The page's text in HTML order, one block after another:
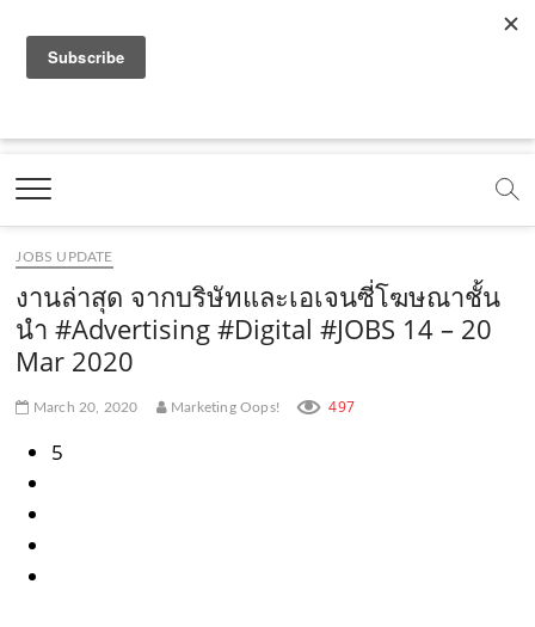
a
e
b
o
o
k
.
c
o
o
t
b
e
.
c
o
.
o
e
m
t
g
a
.
t
k
c
m
Marketing Oops!
DIGITAL | CREATIVE | ADVERTISING | CAMPAIGN |
JOBS UPDATE
งานล่าสุด จากบริษัทและเอเจนซี่โฆษณาชั้น
นำ #Advertising #Digital #JOBS 14 – 20
Mar 2020
March 20, 2020 Marketing Oops! 497
5